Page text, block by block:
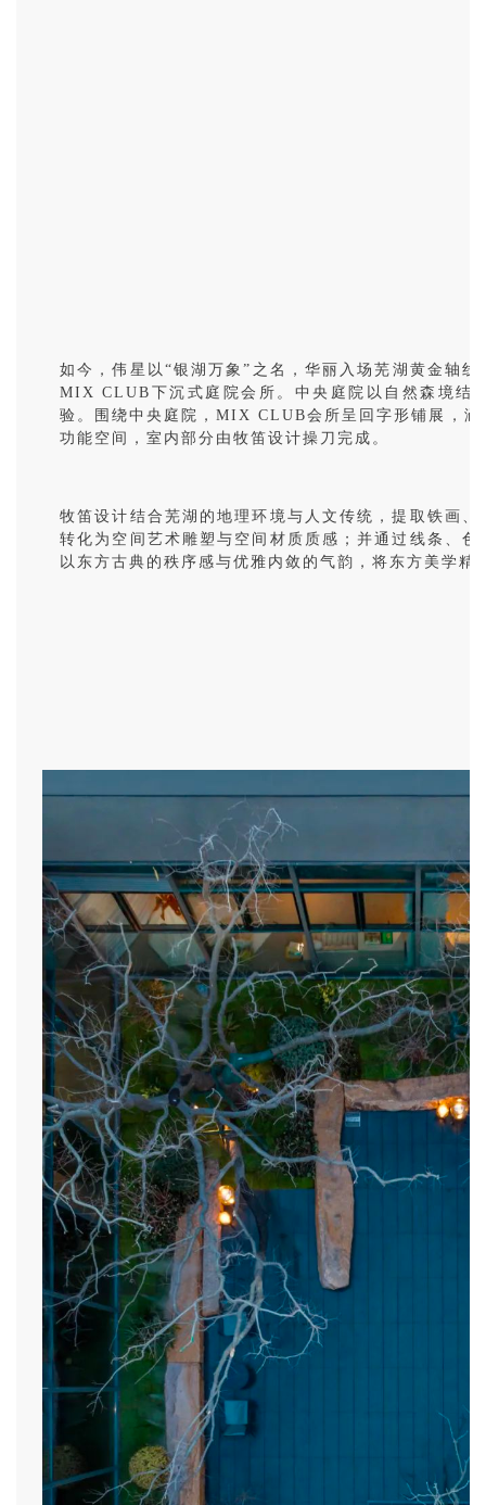
如今，伟星以“银湖万象”之名，华丽入场芜湖黄金轴
MIX CLUB下沉式庭院会所。中央庭院以自然森境结
验。围绕中央庭院，MIX CLUB会所呈回字形铺展，
功能空间，室内部分由牧笛设计操刀完成。
牧笛设计结合芜湖的地理环境与人文传统，提取铁画、
转化为空间艺术雕塑与空间材质质感；并通过线条、
以东方古典的秩序感与优雅内敛的气韵，将东方美学